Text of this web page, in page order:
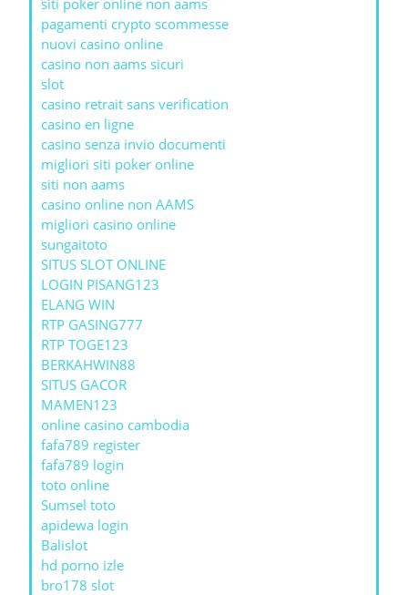
siti poker online non aams
pagamenti crypto scommesse
nuovi casino online
casino non aams sicuri
slot
casino retrait sans verification
casino en ligne
casino senza invio documenti
migliori siti poker online
siti non aams
casino online non AAMS
migliori casino online
sungaitoto
SITUS SLOT ONLINE
LOGIN PISANG123
ELANG WIN
RTP GASING777
RTP TOGE123
BERKAHWIN88
SITUS GACOR
MAMEN123
online casino cambodia
fafa789 register
fafa789 login
toto online
Sumsel toto
apidewa login
Balislot
hd porno izle
bro178 slot